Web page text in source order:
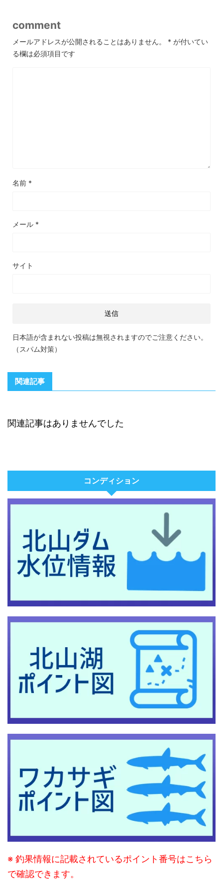
comment
メールアドレスが公開されることはありません。 * が付いてい
る欄は必須項目です
名前 *
メール *
サイト
日本語が含まれない投稿は無視されますのでご注意ください。
（スパム対策）
関連記事
関連記事はありませんでした
コンディション
※ 釣果情報に記載されているポイント番号はこちら
で確認できます。